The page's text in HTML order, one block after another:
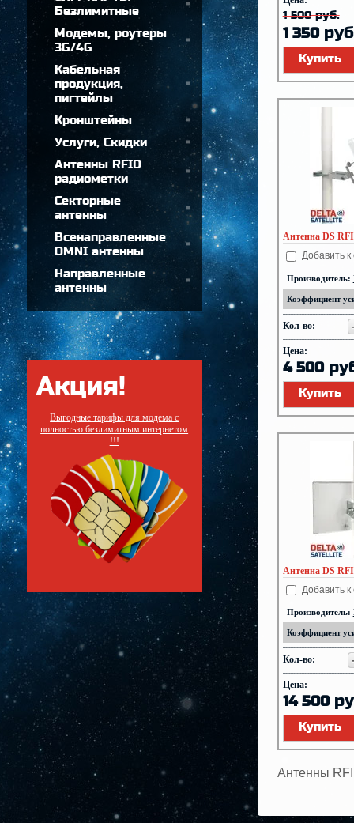
Безлимитные
Модемы, роутеры
3G/4G
Кабельная
продукция,
пигтейлы
Кронштейны
Услуги, Cкидки
Антенны RFID
радиометки
Секторные
антенны
Всенаправленные
OMNI антенны
Направленные
антенны
Акция!
Выгодные тарифы для модема с
полностью безлимитным интернетом
!!!
1 500руб.
1 350
Купить
Антенна DS
Добавить
Производитель:
Коэффициент
Кол-во:
Цена:
4 500
Купить
Антенна DS
Добавить
Производитель:
Коэффициент
Кол-во:
Цена:
14 500
Купить
Антенны